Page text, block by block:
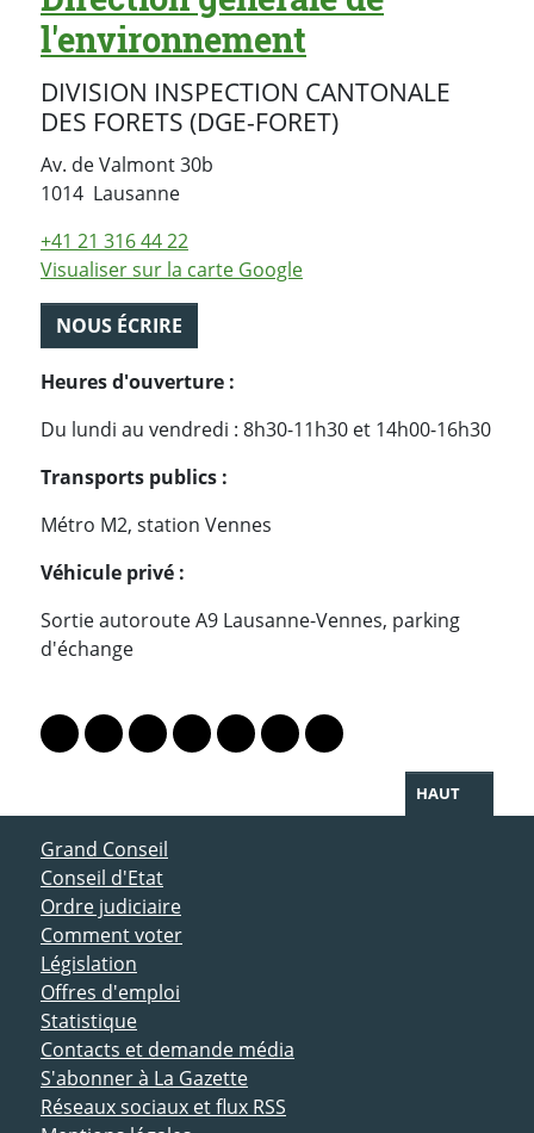
l'environnement
DIVISION INSPECTION CANTONALE
DES FORETS (DGE-FORET)
Av. de Valmont 30b
1014 LausanneSuisse
+41 21 316 44 22
Visualiser sur la carte Google
NOUS ÉCRIRE
Heures d'ouverture :
Du lundi au vendredi : 8h30-11h30 et 14h00-16h30
Transports publics :
Métro M2, station Vennes
Véhicule privé :
Sortie autoroute A9 Lausanne-Vennes, parking
d'échange
Lien vers le profil Mastodon
Lien vers le profil Bluesky
Lien vers le profil Instagram
Lien vers le profil Linkedin
Lien vers le profil Facebook
Lien vers le profil Twitter
Partager par WhatsApp
HAUT
ACCÈS DIRECT
Grand Conseil
Conseil d'Etat
Ordre judiciaire
Comment voter
Législation
Offres d'emploi
Statistique
Contacts et demande média
S'abonner à La Gazette
Réseaux sociaux et flux RSS